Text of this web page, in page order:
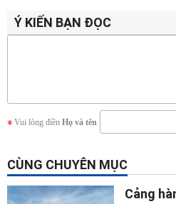
Ý KIẾN BẠN ĐỌC
Vui lòng điền Họ và tên
CÙNG CHUYÊN MỤC
Cảng